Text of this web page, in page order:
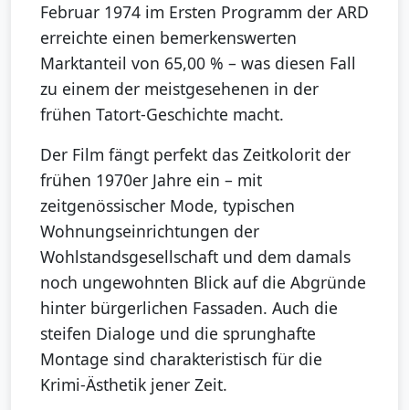
Februar 1974 im Ersten Programm der ARD
erreichte einen bemerkenswerten
Marktanteil von 65,00 % – was diesen Fall
zu einem der meistgesehenen in der
frühen Tatort-Geschichte macht.
Der Film fängt perfekt das Zeitkolorit der
frühen 1970er Jahre ein – mit
zeitgenössischer Mode, typischen
Wohnungseinrichtungen der
Wohlstandsgesellschaft und dem damals
noch ungewohnten Blick auf die Abgründe
hinter bürgerlichen Fassaden. Auch die
steifen Dialoge und die sprunghafte
Montage sind charakteristisch für die
Krimi-Ästhetik jener Zeit.